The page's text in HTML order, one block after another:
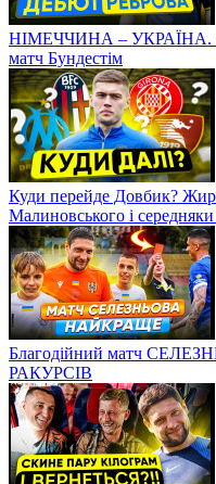
НІМЕЧЧИНА – УКРАЇНА.
матч Бундестім
Куди перейде Довбик?
Малиновського і середняки
Благодійний матч
РАКУРСІВ